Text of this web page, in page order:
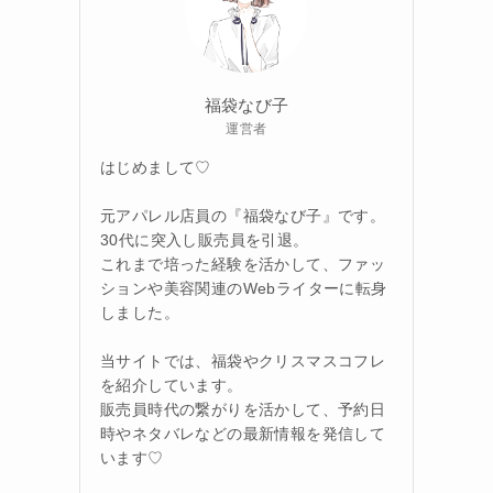
福袋なび子
運営者
はじめまして♡
元アパレル店員の『福袋なび子』です。
30代に突入し販売員を引退。
これまで培った経験を活かして、ファッ
ションや美容関連のWebライターに転身
しました。
当サイトでは、福袋やクリスマスコフレ
を紹介しています。
販売員時代の繋がりを活かして、予約日
時やネタバレなどの最新情報を発信して
います♡